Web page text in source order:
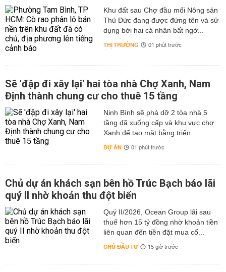
Khu đất sau Chợ đầu mối Nông sản
Thủ Đức đang được đứng tên và sử
dụng bởi hai cá nhân bất ngờ...
THỊ TRƯỜNG 01 phút trước
Sẽ 'đập đi xây lại' hai tòa nhà Chợ Xanh, Nam
Định thành chung cư cho thuê 15 tầng
Ninh Bình sẽ phá dỡ 2 tòa nhà 5
tầng đã xuống cấp và khu vực chợ
Xanh để tạo mặt bằng triển...
DỰ ÁN 01 phút trước
Chủ dự án khách sạn bên hồ Trúc Bạch báo lãi
quý II nhờ khoản thu đột biến
Quý II/2026, Ocean Group lãi sau
thuế hơn 15 tỷ đồng nhờ khoản tiền
liên quan đến tiền đặt mua cổ...
CHỦ ĐẦU TƯ 15 giờ trước